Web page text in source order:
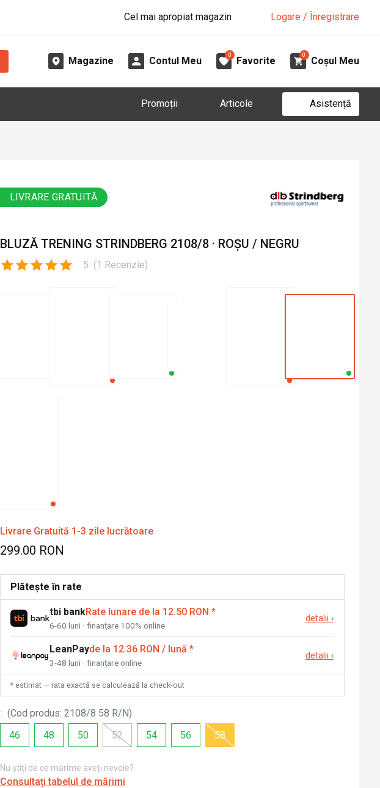
Cel mai apropiat magazin Logare / Înregistrare
Magazine Contul Meu
0
Favorite
0
Coșul Meu
Promoții Articole Asistență
LIVRARE GRATUITĂ
BLUZĂ TRENING STRINDBERG 2108/8 · ROȘU / NEGRU
5 (1 Recenzie)
Livrare Gratuită 1-3 zile lucrătoare
299.00 RON
Plătește în rate
tbi bankRate lunare de la 12.50 RON *
6-60 luni · finanțare 100% online
detalii ›
LeanPayde la 12.36 RON / lună *
3-48 luni · finanțare online
detalii ›
* estimat — rata exactă se calculează la check-out
: (Cod produs: 2108/8 58 R/N)
46
48 50 52 54 56 58
Nu știți de ce mărime aveți nevoie?
Consultați tabelul de mărimi